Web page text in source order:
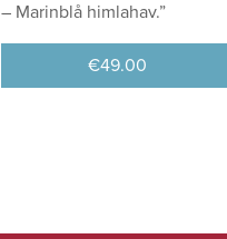
– Marinblå himlahav.”
€49.00